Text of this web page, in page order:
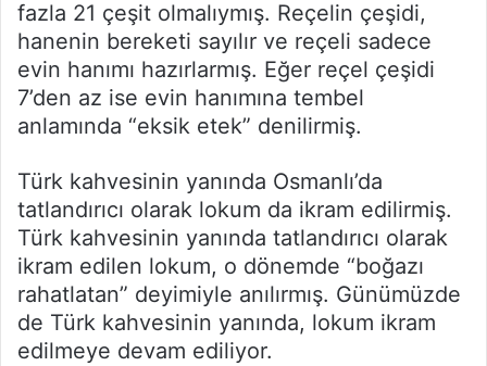
fazla 21 çeşit olmalıymış. Reçelin çeşidi,
hanenin bereketi sayılır ve reçeli sadece
evin hanımı hazırlarmış. Eğer reçel çeşidi
7’den az ise evin hanımına tembel
anlamında “eksik etek” denilirmiş.
Türk kahvesinin yanında Osmanlı’da
tatlandırıcı olarak lokum da ikram edilirmiş.
Türk kahvesinin yanında tatlandırıcı olarak
ikram edilen lokum, o dönemde “boğazı
rahatlatan” deyimiyle anılırmış. Günümüzde
de Türk kahvesinin yanında, lokum ikram
edilmeye devam ediliyor.